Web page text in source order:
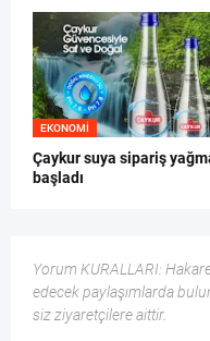
EKONOMI
Çaykur suya sipariş
başladı
Yorum KURALLARI:
edecek paylaşımlarda
siz ziyaretçilere aittir.